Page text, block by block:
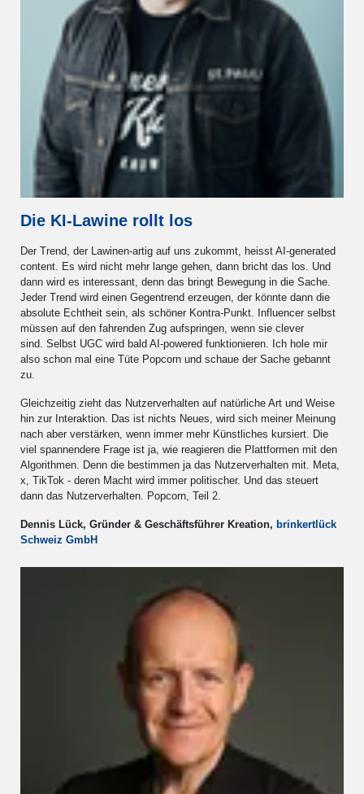
Die KI-Lawine rollt los
Der Trend, der Lawinen-artig auf uns zukommt, heisst AI-generated
content. Es wird nicht mehr lange gehen, dann bricht das los. Und
dann wird es interessant, denn das bringt Bewegung in die Sache.
Jeder Trend wird einen Gegentrend erzeugen, der könnte dann die
absolute Echtheit sein, als schöner Kontra-Punkt. Influencer selbst
müssen auf den fahrenden Zug aufspringen, wenn sie clever
sind. Selbst UGC wird bald AI-powered funktionieren. Ich hole mir
also schon mal eine Tüte Popcorn und schaue der Sache gebannt
zu.
Gleichzeitig zieht das Nutzerverhalten auf natürliche Art und Weise
hin zur Interaktion. Das ist nichts Neues, wird sich meiner Meinung
nach aber verstärken, wenn immer mehr Künstliches kursiert. Die
viel spannendere Frage ist ja, wie reagieren die Plattformen mit den
Algorithmen. Denn die bestimmen ja das Nutzerverhalten mit. Meta,
x, TikTok - deren Macht wird immer politischer. Und das steuert
dann das Nutzerverhalten. Popcorn, Teil 2.
Dennis Lück, Gründer & Geschäftsführer Kreation, brinkertlück
Schweiz GmbH